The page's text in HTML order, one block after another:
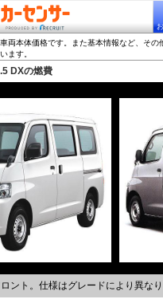
両本体価格です。また基本情報など、その
ます。
DXの燃費
ント。仕様はグレードにより異な